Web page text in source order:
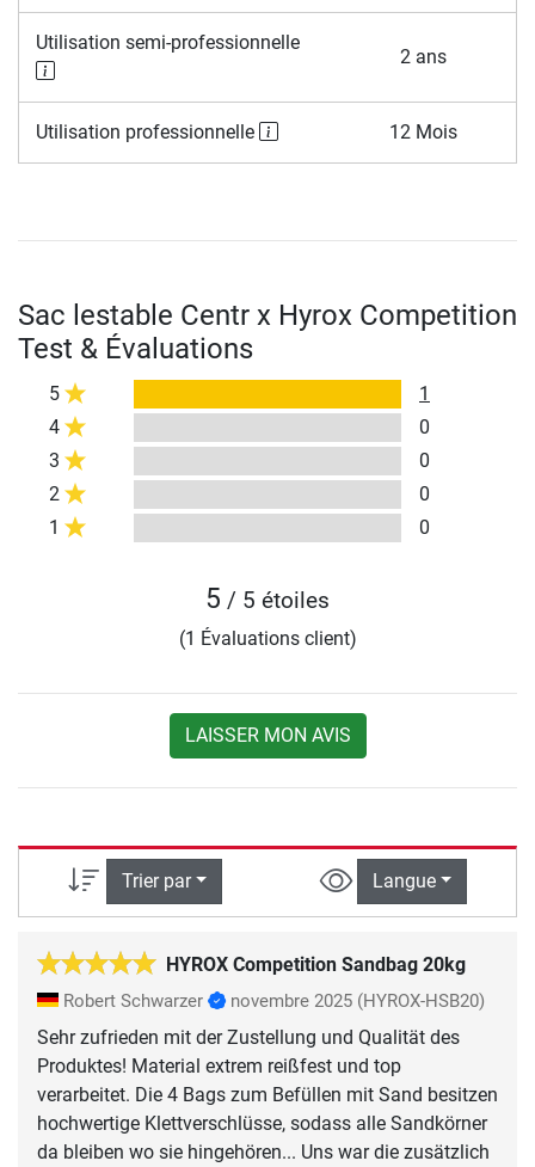
Utilisation semi-professionnelle
2 ans
Utilisation professionnelle 12 Mois
Sac lestable Centr x Hyrox Competition
Test & Évaluations
5
1
4
0
3
0
2
0
1
0
5 / 5 étoiles
(1 Évaluations client)
LAISSER MON AVIS
Trier par Langue
HYROX Competition Sandbag 20kg
Robert Schwarzer novembre 2025 (HYROX-HSB20)
Sehr zufrieden mit der Zustellung und Qualität des
Produktes! Material extrem reißfest und top
verarbeitet. Die 4 Bags zum Befüllen mit Sand besitzen
hochwertige Klettverschlüsse, sodass alle Sandkörner
da bleiben wo sie hingehören... Uns war die zusätzlich